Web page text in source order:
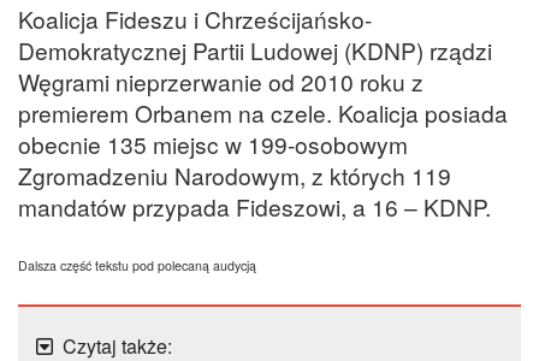
Koalicja Fideszu i Chrześcijańsko-
Demokratycznej Partii Ludowej (KDNP) rządzi
Węgrami nieprzerwanie od 2010 roku z
premierem Orbanem na czele. Koalicja posiada
obecnie 135 miejsc w 199-osobowym
Zgromadzeniu Narodowym, z których 119
mandatów przypada Fideszowi, a 16 – KDNP.
Dalsza część tekstu pod polecaną audycją
Czytaj także: